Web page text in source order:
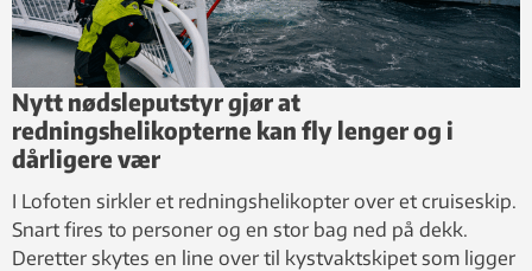
Nytt nødsleputstyr gjør at
redningshelikopterne kan fly lenger og i
dårligere vær
I Lofoten sirkler et redningshelikopter over et cruiseskip.
Snart fires to personer og en stor bag ned på dekk.
Deretter skytes en line over til kystvaktskipet som ligger